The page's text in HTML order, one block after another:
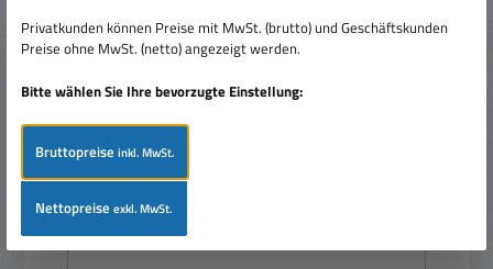
Privatkunden können Preise mit MwSt. (brutto) und Geschäftskunden
Preise ohne MwSt. (netto) angezeigt werden.
Bitte wählen Sie Ihre bevorzugte Einstellung:
Bruttopreiseinkl. MwSt.
Nettopreiseexkl. MwSt.